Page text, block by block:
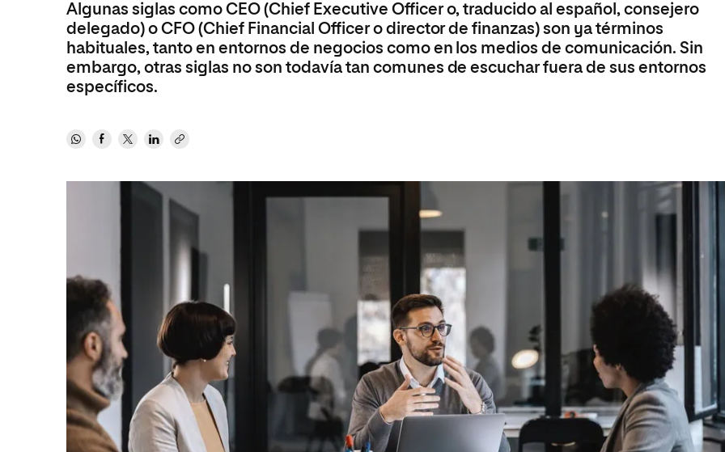
Educación
Administración de la Salud
Ciencias Sociales y del Trabajo
Marketing y Comunicación
Artes
MBA
Educación
Administración de la Salud
Ciencias Sociales y del Trabajo
Diseño
Algunas siglas como CEO (Chief Executive Officer o, traducido al español, consejero
delegado) o CFO (Chief Financial Officer o director de finanzas) son ya términos
habituales, tanto en entornos de negocios como en los medios de comunicación. Sin
embargo, otras siglas no son todavía tan comunes de escuchar fuera de sus entornos
específicos.